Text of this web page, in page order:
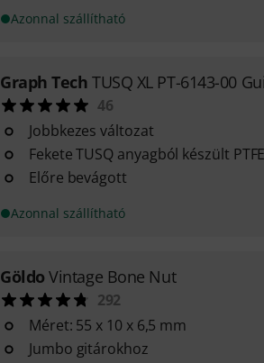
Azonnal szállítható
Graph Tech TUSQ XL PT-6143-00
46
Jobbkezes változat
Fekete TUSQ anyagból készült
Előre bevágott
Azonnal szállítható
Göldo Vintage Bone Nut
292
Méret: 55 x 10 x 6,5 mm
Jumbo gitárokhoz